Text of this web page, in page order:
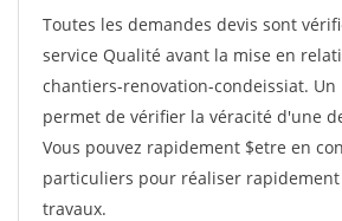
Toutes les demandes devis sont
service Qualité avant la mise en
chantiers-renovation-condeissiat. Un
permet de vérifier la véracité d'une
Vous pouvez rapidement $etre en
particuliers pour réaliser
travaux.